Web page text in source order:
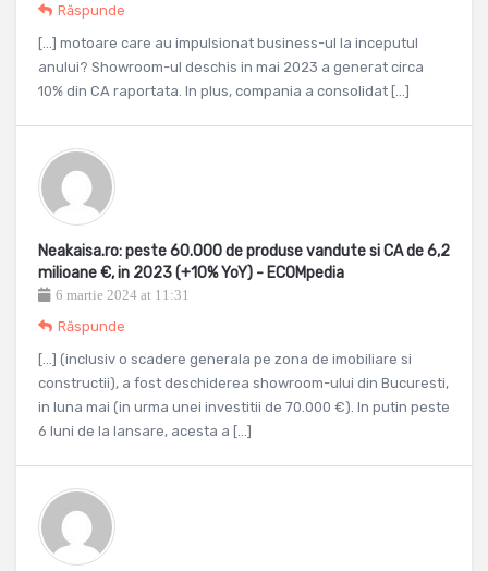
Răspunde
[…] motoare care au impulsionat business-ul la inceputul
anului? Showroom-ul deschis in mai 2023 a generat circa
10% din CA raportata. In plus, compania a consolidat […]
Neakaisa.ro: peste 60.000 de produse vandute si CA de 6,2
milioane €, in 2023 (+10% YoY) - ECOMpedia
6 martie 2024 at 11:31
Răspunde
[…] (inclusiv o scadere generala pe zona de imobiliare si
constructii), a fost deschiderea showroom-ului din Bucuresti,
in luna mai (in urma unei investitii de 70.000 €). In putin peste
6 luni de la lansare, acesta a […]